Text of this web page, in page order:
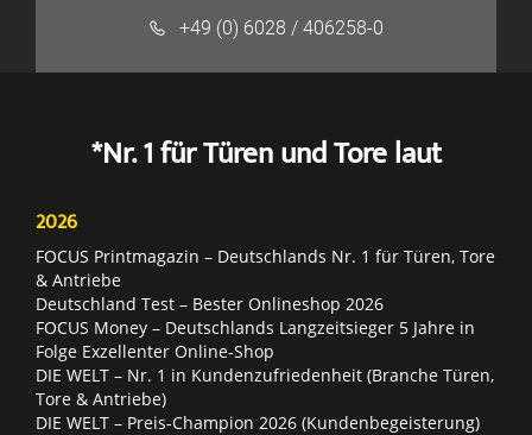
+49 (0) 6028 / 406258-0
*Nr. 1 für Türen und Tore laut
2026
FOCUS Printmagazin – Deutschlands Nr. 1 für Türen, Tore
& Antriebe
Deutschland Test – Bester Onlineshop 2026
FOCUS Money – Deutschlands Langzeitsieger 5 Jahre in
Folge Exzellenter Online-Shop
DIE WELT – Nr. 1 in Kundenzufriedenheit (Branche Türen,
Tore & Antriebe)
DIE WELT – Preis-Champion 2026 (Kundenbegeisterung)